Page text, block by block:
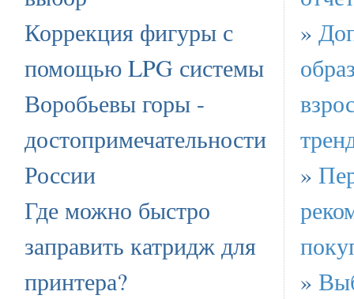
Коррекция фигуры с
помощью LPG системы
Воробьевы горы -
достопримечательности
России
Где можно быстро
заправить катридж для
принтера?
»
»
»